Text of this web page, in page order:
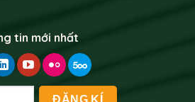
tin mới nhất